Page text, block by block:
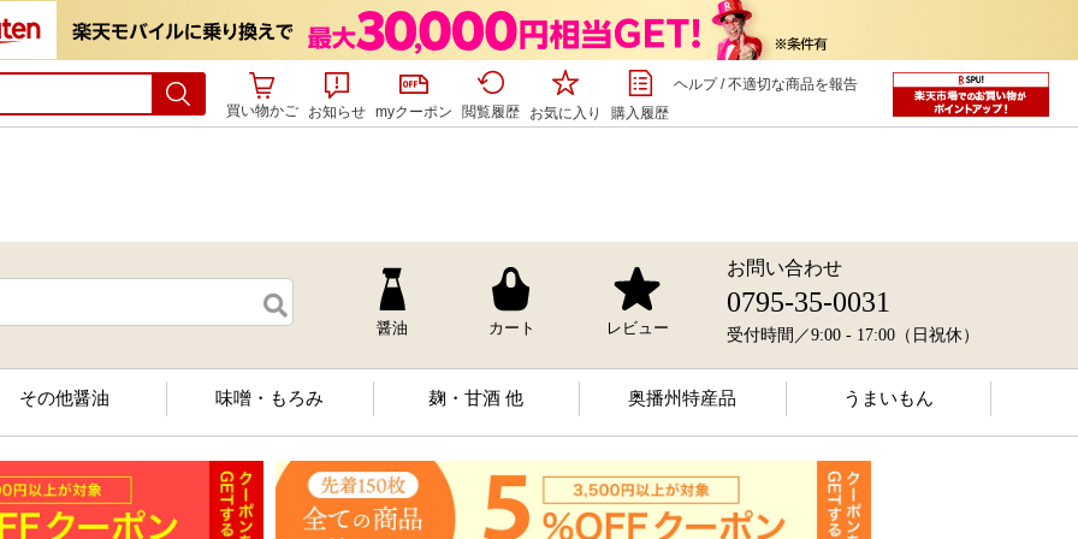
買い物かご お知らせ myクーポン 閲覧履歴 お気に入り 購入履歴
ヘルプ/不適切な商品を報告